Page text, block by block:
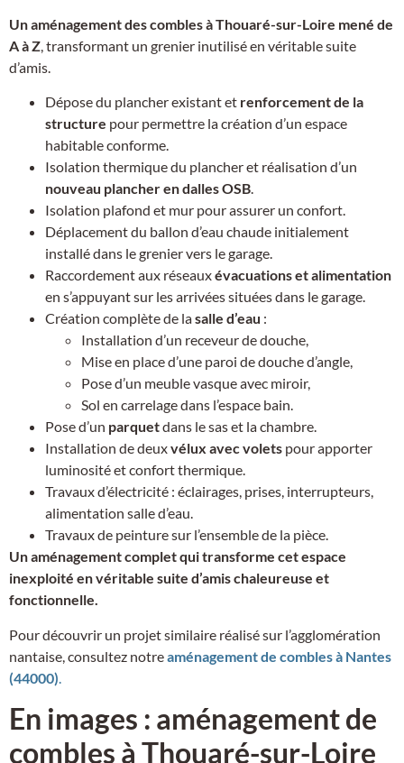
Un aménagement des combles à Thouaré-sur-Loire mené de
A à Z , transformant un grenier inutilisé en véritable suite
d’amis.
Dépose du plancher existant et renforcement de la
structure pour permettre la création d’un espace
habitable conforme.
Isolation thermique du plancher et réalisation d’un
nouveau plancher en dalles OSB.
Isolation plafond et mur pour assurer un confort.
Déplacement du ballon d’eau chaude initialement
installé dans le grenier vers le garage.
Raccordement aux réseauxévacuations et alimentation
en s’appuyant sur les arrivées situées dans le garage.
Création complète de lasalle d’eau :
Installation d’un receveur de douche,
Mise en place d’une paroi de douche d’angle,
Pose d’un meuble vasque avec miroir,
Sol en carrelage dans l’espace bain.
Pose d’un parquetdans le sas et la chambre.
Installation de deuxvélux avec volets pour apporter
luminosité et confort thermique.
Travaux d’électricité : éclairages, prises, interrupteurs,
alimentation salle d’eau.
Travaux de peinture sur l’ensemble de la pièce.
Un aménagement complet qui transforme cet espace
inexploité en véritable suite d’amis chaleureuse et
fonctionnelle.
Pour découvrir un projet similaire réalisé sur l’agglomération
nantaise, consultez notreaménagement de combles à Nantes
(44000)
En images : aménagement de
combles à Thouaré-sur-Loire